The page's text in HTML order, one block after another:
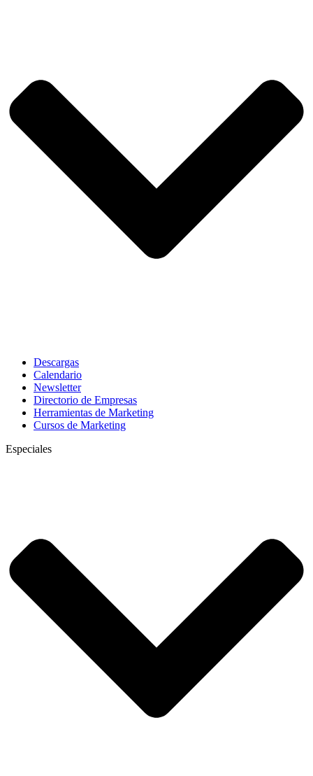
Descargas
Calendario
Newsletter
Directorio de Empresas
Herramientas de Marketing
Cursos de Marketing
Especiales